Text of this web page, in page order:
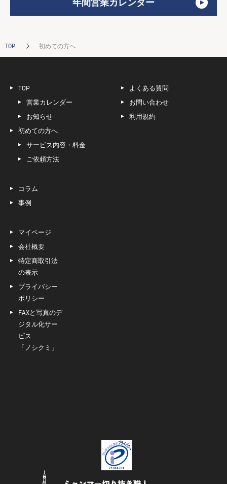
TOP 初めての方へ
年間営業カレンダー
TOP
営業カレンダー
お知らせ
初めての方へ
サービス内容・料金
ご依頼方法
よくある質問
お問い合わせ
利用規約
コラム
事例
マイページ
会社概要
特定商取引法
の表示
プライバシー
ポリシー
FAXと写真のデ
ジタル化サー
ビス
「ノシクミ」